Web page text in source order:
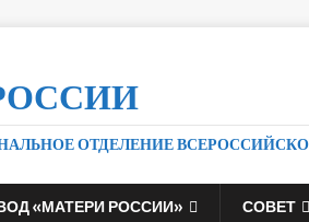
ОТДЕЛЕНИЕ
«МАТЕРИ РОССИИ» СОВЕТ